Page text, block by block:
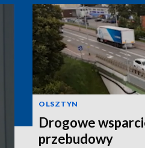
OLSZTYN
Drogowe
przebudowy